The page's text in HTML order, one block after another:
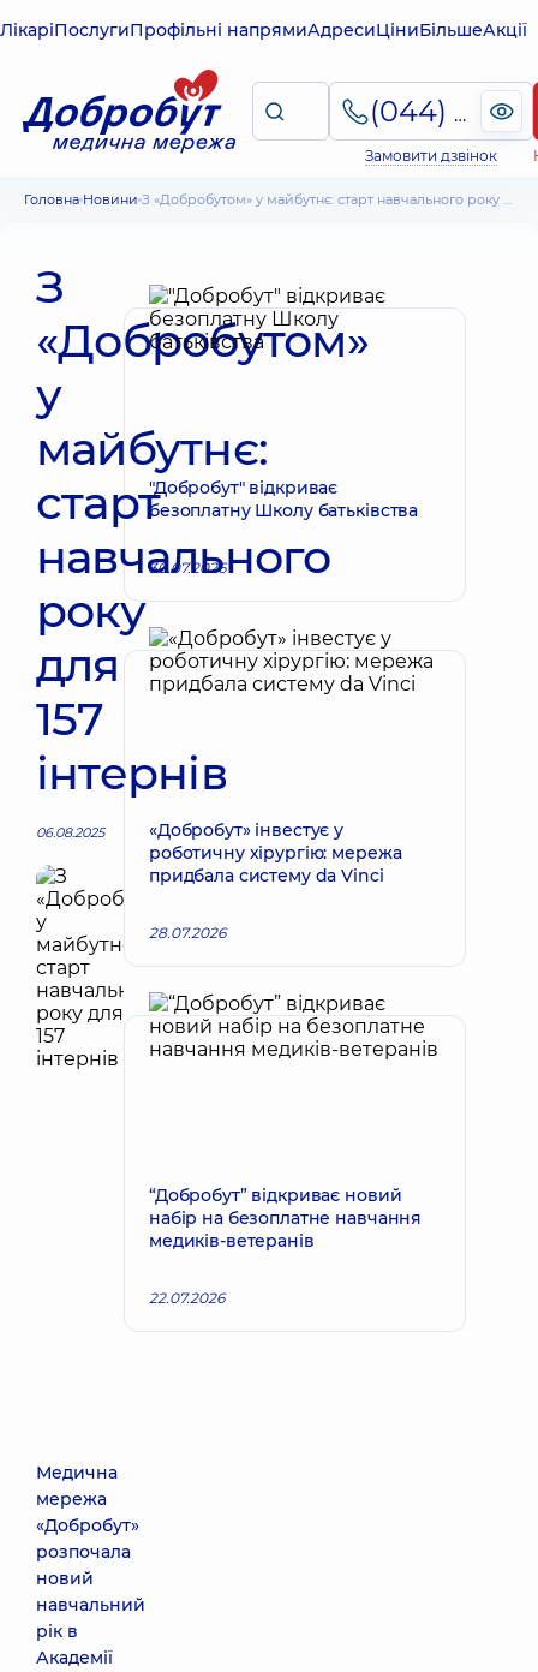
ЛікаріПослугиПрофільні напрямиАдресиЦіниБільшеАкції
(044) 495-2-888
Замовити дзвінок
Головна Новини З «Добробутом» у майбутнє: старт навчального року для 157 інтернів
З
«Добробутом»
у
майбутнє:
старт
навчального
року
для
157
інтернів
06.08.2025
Медична
мережа
«Добробут»
розпочала
новий
навчальний
рік в
Академії
"Добробут" відкриває
безоплатну Школу батьківства
30.07.2026
«Добробут» інвестує у
роботичну хірургію: мережа
придбала систему da Vinci
28.07.2026
“Добробут” відкриває новий
набір на безоплатне навчання
медиків-ветеранів
22.07.2026